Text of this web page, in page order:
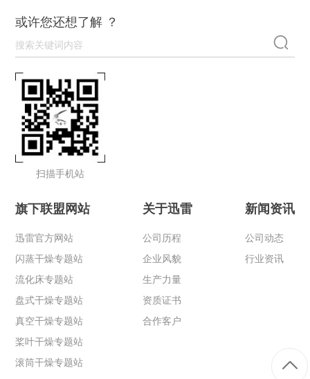
或许您还想了解 ？
扫描手机站
旗下联盟网站
迅雷官方网站
闪蒸干燥专题站
流化床专题站
盘式干燥专题站
真空干燥专题站
桨叶干燥专题站
滚筒干燥专题站
关于迅雷
公司历程
企业风貌
生产力量
资质证书
合作客户
新闻资讯
公司动态
行业资讯